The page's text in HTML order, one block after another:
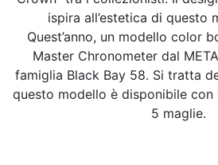
ispira all’estetica di questo
Quest’anno, un modello color
Master Chronometer dal
famiglia Black Bay 58. Si tratta
questo modello è disponibile con
5 maglie.